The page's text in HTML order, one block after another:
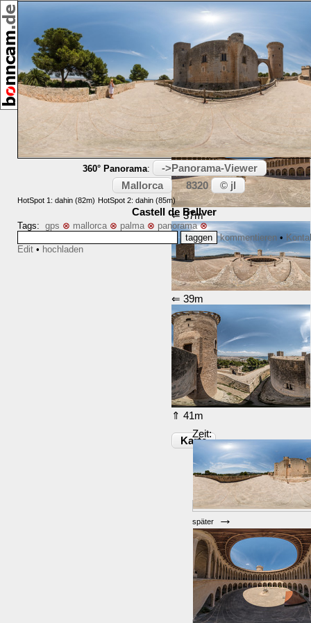
360° Panorama:
->Panorama-Viewer
Mallorca
8320 © jl
HotSpot 1: dahin (82m) HotSpot 2: dahin (85m)
Castell de Bellver
Tags: gps ⊗ mallorca ⊗ palma ⊗ panorama⊗
kommentieren •
Edit • hochladen
Umkreis:
⇑ 34m
⇐ 37m
⇐ 39m
⇑ 41m
Karte
Zeit:
später →